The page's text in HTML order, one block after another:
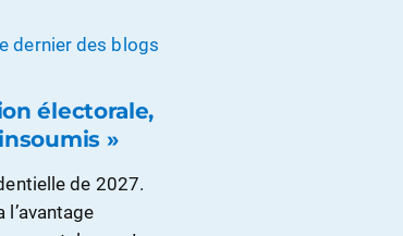
dernier des blogs
électorale,
»
de 2027.